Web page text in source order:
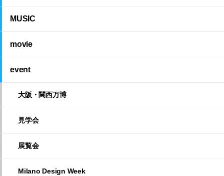
MUSIC
movie
event
大阪・関西万博
見学会
展覧会
Milano Design Week